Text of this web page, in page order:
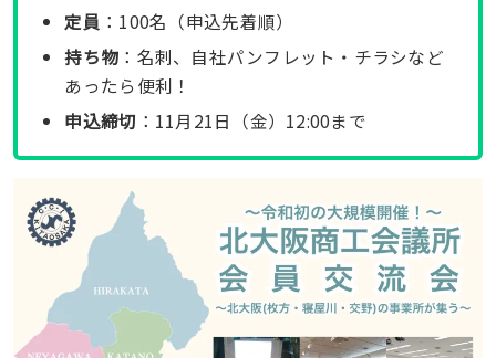
定員 ：100名（申込先着順）
持ち物 ：名刺、自社パンフレット・チラシなど
あったら便利！
申込締切 ：11月21日（金）12:00まで